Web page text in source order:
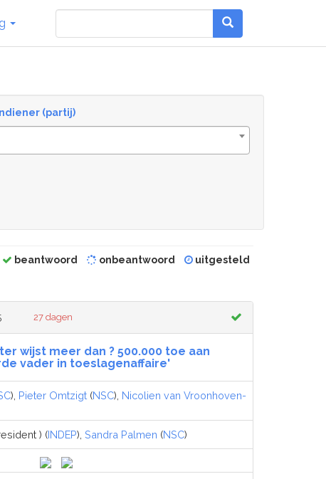
Indiener (partij)
beantwoord onbeantwoord uitgesteld
27 dagen
wijst meer dan ? 500.000 toe aan
vader in toeslagenaffaire'
), Pieter Omtzigt (NSC), Nicolien van Vroonhoven-
) (INDEP), Sandra Palmen (NSC)